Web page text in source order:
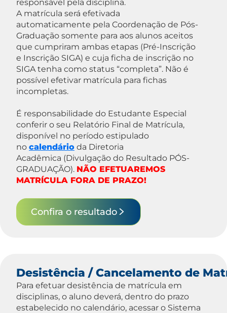
responsável pela disciplina.
A matrícula será efetivada
automaticamente pela Coordenação de Pós-
Graduação somente para aos alunos aceitos
que cumpriram ambas etapas (Pré-Inscrição
e Inscrição SIGA) e cuja ficha de inscrição no
SIGA tenha como status “completa”. Não é
possível efetivar matrícula para fichas
incompletas.
É responsabilidade do Estudante Especial
conferir o seu Relatório Final de Matrícula,
disponível no período estipulado
no calendário da Diretoria
Acadêmica (Divulgação do Resultado PÓS-
GRADUAÇÃO). NÃO EFETUAREMOS
MATRÍCULA FORA DE PRAZO!
Confira o resultado
Desistência / Cancelamento de
Para efetuar desistência de matrícula em
disciplinas, o aluno deverá, dentro do prazo
estabelecido no calendário, acessar o Sistema